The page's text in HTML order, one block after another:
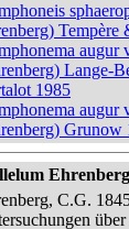
Tempère
augur
Lange-
1985
augur
Grunow
C.G.